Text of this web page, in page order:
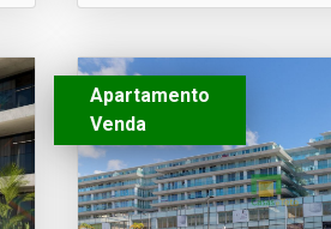
Apartamento
Venda